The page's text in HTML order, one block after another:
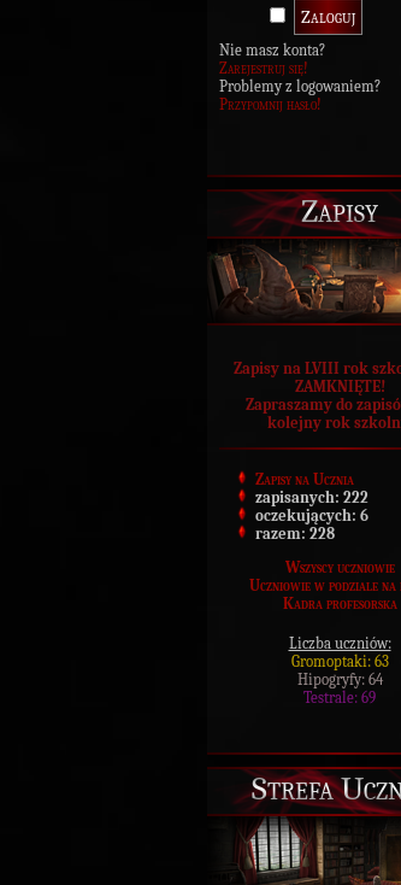
Nie masz konta?
Zarejestruj się!
Problemy z logowaniem?
Przypomnij hasło!
Zapisy
Zapisy na LVIII rok
ZAMKNIĘTE!
Zapraszamy do
kolejny rok
Zapisy na Ucznia
zapisanych: 222
oczekujących: 6
razem: 228
Wszyscy uczniowie
Uczniowie w podziale na
Kadra profesorska
Liczba uczniów:
Gromoptaki: 63
Hipogryfy: 64
Testrale: 69
Strefa